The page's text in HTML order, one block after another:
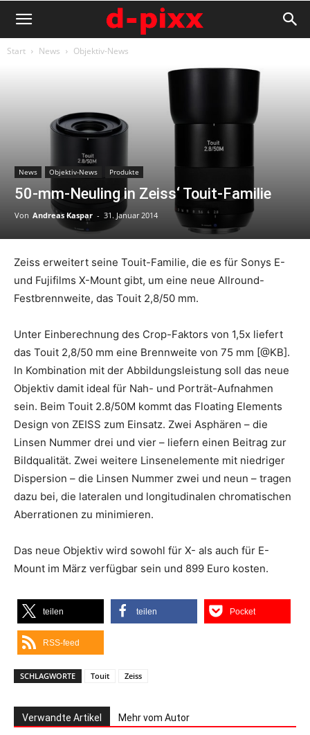
Start News Objektiv-News
News Objektiv-News Produkte
50-mm-Neuling in Zeiss‘ Touit-Familie
Von Andreas Kaspar - 31. Januar 2014
Zeiss erweitert seine Touit-Familie, die es für Sonys E-
und Fujifilms X-Mount gibt, um eine neue Allround-
Festbrennweite, das Touit 2,8/50 mm.
Unter Einberechnung des Crop-Faktors von 1,5x liefert
das Touit 2,8/50 mm eine Brennweite von 75 mm [@KB].
In Kombination mit der Abbildungsleistung soll das neue
Objektiv damit ideal für Nah- und Porträt-Aufnahmen
sein. Beim Touit 2.8/50M kommt das Floating Elements
Design von ZEISS zum Einsatz. Zwei Asphären – die
Linsen Nummer drei und vier – liefern einen Beitrag zur
Bildqualität. Zwei weitere Linsenelemente mit niedriger
Dispersion – die Linsen Nummer zwei und neun – tragen
dazu bei, die lateralen und longitudinalen chromatischen
Aberrationen zu minimieren.
Das neue Objektiv wird sowohl für X- als auch für E-
Mount im März verfügbar sein und 899 Euro kosten.
teilen teilen Pocket
RSS-feed
SCHLAGWORTE Touit Zeiss
Verwandte Artikel Mehr vom Autor